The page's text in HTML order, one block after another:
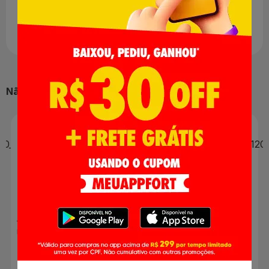
composição preserva o gosto apurado. Com aquele sabor de
coado em casa essa um, café quente antes e depois das
refeições sempre é uma boa opção!
Não perca nossas ofertas:
Arroz Parboilizado Tio
Urbano Tipo 1 com 1kg
Shampoo Dove Cachos
Ativos com Biotina 370ml